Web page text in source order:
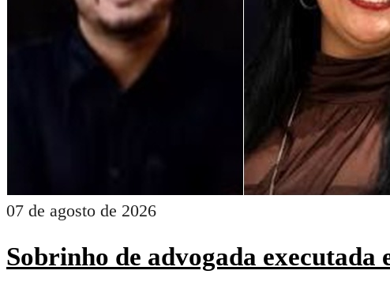
07 de agosto de 2026
Sobrinho de advogada